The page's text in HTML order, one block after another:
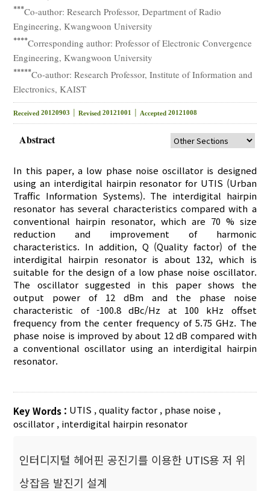
***Co-author: Research Professor, Department of Radio
Engineering, Kwangwoon University
****Corresponding author: Professor of Electronic Convergence
Engineering, Kwangwoon University
*****Co-author: Research Professor, Institute of Information and
Electronics, KAIST
Received 20120903 │Revised 20121001 │ Accepted 20121008
Abstract
In this paper, a low phase noise oscillator is designed
using an interdigital hairpin resonator for UTIS (Urban
Traffic Information Systems). The interdigital hairpin
resonator has several characteristics compared with a
conventional hairpin resonator, which are 70 % size
reduction and improvement of harmonic
characteristics. In addition, Q (Quality factor) of the
interdigital hairpin resonator is about 132, which is
suitable for the design of a low phase noise oscillator.
The oscillator suggested in this paper shows the
output power of 12 dBm and the phase noise
characteristic of -100.8 dBc/Hz at 100 kHz offset
frequency from the center frequency of 5.75 GHz. The
phase noise is improved by about 12 dB compared with
a conventional oscillator using an interdigital hairpin
resonator.
Key Words : UTIS ,quality factor , phase noise ,
oscillator , interdigital hairpin resonator
인터디지털 헤어핀 공진기를 이용한 UTIS용 저 위
상잡음 발진기 설계